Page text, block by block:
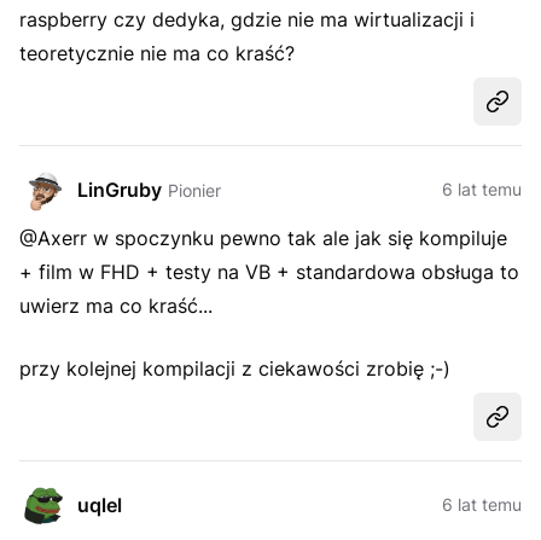
raspberry czy dedyka, gdzie nie ma wirtualizacji i
teoretycznie nie ma co kraść?
LinGruby Pionier 6 lat temu
@Axerr w spoczynku pewno tak ale jak się kompiluje
+ film w FHD + testy na VB + standardowa obsługa to
uwierz ma co kraść...
przy kolejnej kompilacji z ciekawości zrobię ;-)
uqlel 6 lat temu